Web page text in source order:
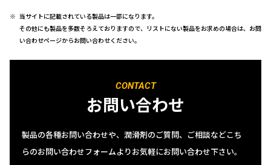
当サイトに記載されている製品は一部になります。
その他にも製品を多数そろえておりますので、リストにない製品をお求めの場合は、お問
い合わせページからお問い合わせください。
CONTACT
お問い合わせ
製品の各種お問い合わせや、潤滑剤のご質問、ご相談などこち
らのお問い合わせフォームよりお気軽にお問い合わせ下さい。